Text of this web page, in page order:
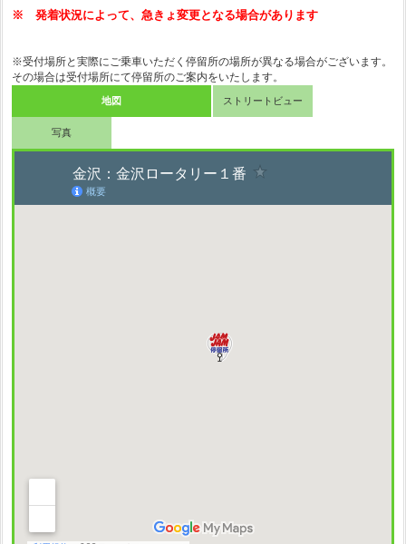
※ 発着状況によって、急きょ変更となる場合があります
※受付場所と実際にご乗車いただく停留所の場所が異なる場合がございます。
その場合は受付場所にて停留所のご案内をいたします。
地図 ストリートビュー
写真